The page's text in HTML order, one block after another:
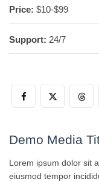
Price: $10-$99
Support: 24/7
Demo Media
Lorem ipsum dolor sit
eiusmod tempor